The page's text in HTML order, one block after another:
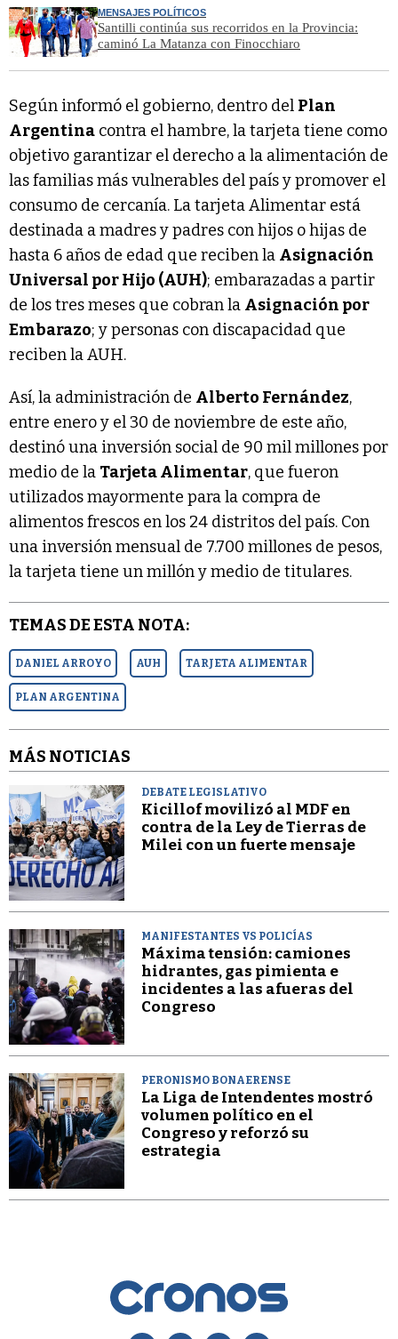
MENSAJES POLÍTICOS
Santilli continúa sus recorridos en la Provincia:
caminó La Matanza con Finocchiaro
Según informó el gobierno, dentro del Plan
Argentina contra el hambre, la tarjeta tiene como
objetivo garantizar el derecho a la alimentación de
las familias más vulnerables del país y promover el
consumo de cercanía. La tarjeta Alimentar está
destinada a madres y padres con hijos o hijas de
hasta 6 años de edad que reciben la Asignación
Universal por Hijo (AUH); embarazadas a partir
de los tres meses que cobran la Asignación por
Embarazo; y personas con discapacidad que
reciben la AUH.
Así, la administración de Alberto Fernández,
entre enero y el 30 de noviembre de este año,
destinó una inversión social de 90 mil millones por
medio de la Tarjeta Alimentar, que fueron
utilizados mayormente para la compra de
alimentos frescos en los 24 distritos del país. Con
una inversión mensual de 7.700 millones de pesos,
la tarjeta tiene un millón y medio de titulares.
TEMAS DE ESTA NOTA:
DANIEL ARROYO AUH TARJETA ALIMENTAR
PLAN ARGENTINA
MÁS NOTICIAS
DEBATE LEGISLATIVO
Kicillof movilizó al MDF en
contra de la Ley de Tierras de
Milei con un fuerte mensaje
MANIFESTANTES VS POLICÍAS
Máxima tensión: camiones
hidrantes, gas pimienta e
incidentes a las afueras del
Congreso
PERONISMO BONAERENSE
La Liga de Intendentes mostró
volumen político en el
Congreso y reforzó su
estrategia